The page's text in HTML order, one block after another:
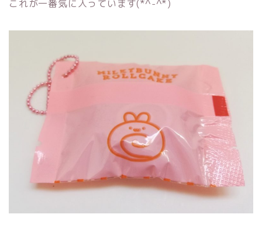
これが一番気に入っています(*^-^*)